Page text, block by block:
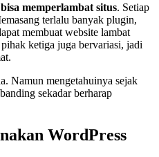
memperlambat situs. Setiap
terlalu banyak plugin,
membuat website lambat
ketiga juga bervariasi, jadi
Namun mengetahuinya sejak
sekadar berharap
WordPress